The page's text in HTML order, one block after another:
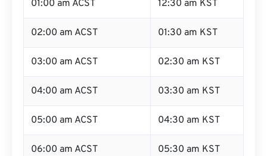
01:00 am ACST 12:30 am KST
02:00 am ACST 01:30 am KST
03:00 am ACST 02:30 am KST
04:00 am ACST 03:30 am KST
05:00 am ACST 04:30 am KST
06:00 am ACST 05:30 am KST